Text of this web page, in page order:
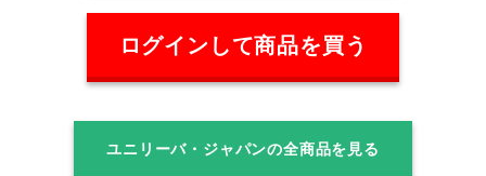
ログインして商品を買う
ユニリーバ・ジャパンの全商品を見る